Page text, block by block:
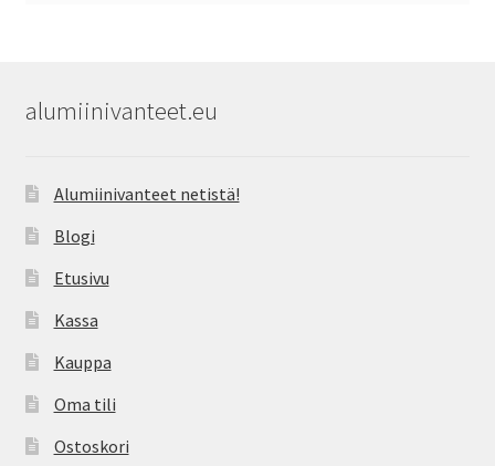
alumiinivanteet.eu
Alumiinivanteet netistä!
Blogi
Etusivu
Kassa
Kauppa
Oma tili
Ostoskori